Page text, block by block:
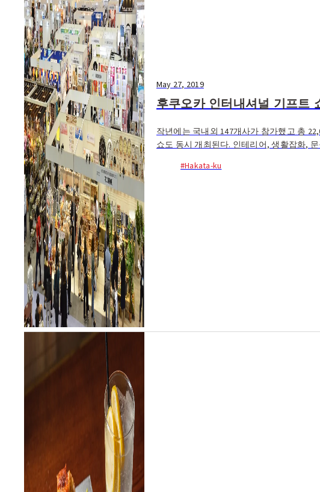
May 27, 2019
후쿠오카 인터내셔널 기프트
작년에는 국내외 147개사가 참가했고 총
쇼도 동시 개최된다. 인테리어, 생활잡화,
#Hakata-ku